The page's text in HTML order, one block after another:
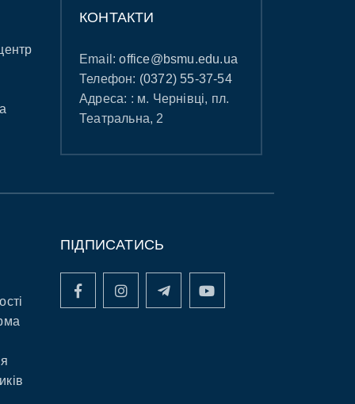
КОНТАКТИ
Email:office@bsmu.edu.ua
Телефон: (0372) 55-37-54
Адреса: : м. Чернівці, пл.
Театральна, 2
ПІДПИСАТИСЬ